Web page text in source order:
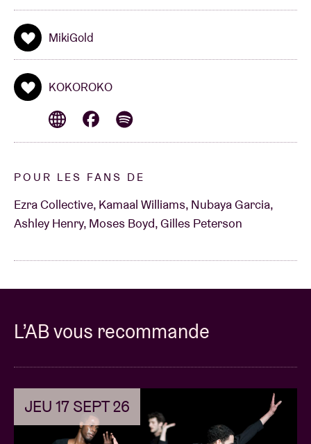
MikiGold
KOKOROKO
POUR LES FANS DE
Ezra Collective, Kamaal Williams, Nubaya Garcia,
Ashley Henry, Moses Boyd, Gilles Peterson
L’AB vous recommande
JEU 17 SEPT 26